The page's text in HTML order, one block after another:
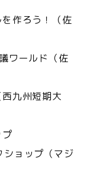
作ろう！（佐
ワールド（佐
九州短期大
ョップ（マジ